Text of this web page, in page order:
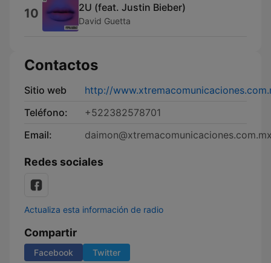
10 2U (feat. Justin Bieber)
David Guetta
Contactos
Sitio web
http://
Teléfono:
+522382578701
Email:
Redes sociales
Actualiza esta información de radio
Compartir
Facebook Twitter